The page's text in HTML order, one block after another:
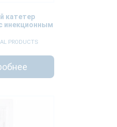
катетер
инекционным
PRODUСTS